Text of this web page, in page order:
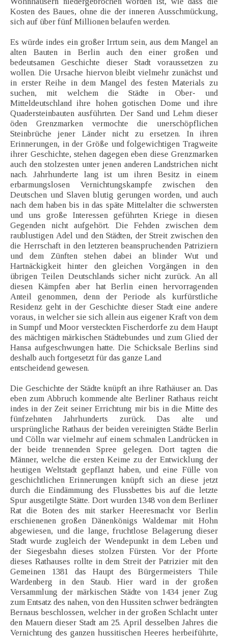
Kosten des Baues, ohne die der inneren Ausschmückung,
sich auf über fünf Millionen belaufen werden.
Es würde indes ein großer Irrtum sein, aus dem Mangel an
alten Bauten in Berlin auch den einer großen und
bedeutsamen Geschichte dieser Stadt voraussetzen zu
wollen. Die Ursache hiervon bleibt vielmehr zunächst und
in erster Reihe in dem Mangel des festen Materials zu
suchen, mit welchem die Städte in Ober- und
Mitteldeutschland ihre hohen gotischen Dome und ihre
Quadersteinbauten ausführten. Der Sand und Lehm dieser
öden Grenzmarken vermochte die unerschöpflichen
Steinbrüche jener Länder nicht zu ersetzen. In ihren
Erinnerungen, in der Größe und folgewichtigen Tragweite
ihrer Geschichte, stehen dagegen eben diese Grenzmarken
auch den stolzesten unter jenen anderen Landstrichen nicht
nach. Jahrhunderte lang ist um ihren Besitz in einem
erbarmungslosen Vernichtungskampfe zwischen den
Deutschen und Slaven blutig gerungen worden, und auch
nach dem haben bis in das späte Mittelalter die schwersten
und uns große Interessen geführten Kriege in diesen
Gegenden nicht aufgehört. Die Fehden zwischen dem
raublustigen Adel und den Städten, der Streit zwischen den
die Herrschaft in den letzteren beanspruchenden Patriziern
und dem Zünften stehen dabei an blinder Wut und
Hartnäckigkeit hinter den gleichen Vorgängen in den
übrigen Teilen Deutschlands sicher nicht zurück. An all
diesen Kämpfen aber hat Berlin einen hervorragenden
Anteil genommen, denn der Periode als kurfürstliche
Residenz geht in der Geschichte dieser Stadt eine andere
voraus, in welcher sie sich allein aus eigener Kraft von dem
in Sumpf und Moor versteckten Fischerdorfe zu dem Haupt
des mächtigen märkischen Städtebundes und zum Glied der
Hansa aufgeschwungen hatte. Die Schicksale Berlins sind
deshalb auch fortgesetzt für das ganze Land
entscheidend gewesen.
Die Geschichte der Städte knüpft an ihre Rathäuser an. Das
eben zum Abbruch kommende alte Berliner Rathaus reicht
indes in der Zeit seiner Errichtung mir bis in die Mitte des
fünfzehnten Jahrhunderts zurück. Das alte und
ursprüngliche Rathaus der beiden vereinigten Städte Berlin
und Cölln war vielmehr auf einem schmalen Landrücken in
der beide trennenden Spree gelegen. Dort tagten die
Männer, welche die ersten Keime zu der Entwicklung der
heutigen Weltstadt gepflanzt haben, und eine Fülle von
geschichtlichen Erinnerungen knüpft sich an diese jetzt
durch die Eindämmung des Flussbettes bis auf die letzte
Spur ausgetilgte Stätte. Dort wurden 1348 von dem Berliner
Rat die Boten des mit starker Heeresmacht vor Berlin
erschienenen großen Dänenkönigs Waldemar mit Hohn
abgewiesen, und die lange, fruchtlose Belagerung dieser
Stadt wurde zugleich der Wendepunkt in dem Leben und
der Siegesbahn dieses stolzen Fürsten. Vor der Pforte
dieses Rathauses rollte in dem Streit der Patrizier mit den
Gemeinen 1381 das Haupt des Bürgermeisters Thile
Wardenberg in den Staub. Hier ward in der großen
Versammlung der märkischen Städte von 1434 jener Zug
zum Entsatz des nahen, von den Hussiten schwer bedrängten
Bernaus beschlossen, welcher in der großen Schlacht unter
den Mauern dieser Stadt am 25. April desselben Jahres die
Vernichtung des ganzen hussitischen Heeres herbeiführte,